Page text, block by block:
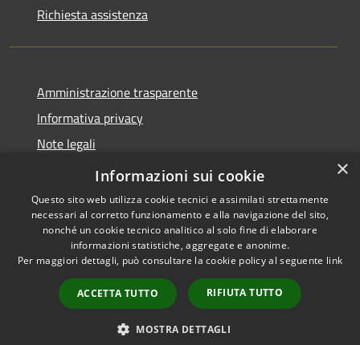
Richiesta assistenza
Amministrazione trasparente
Informativa privacy
Note legali
Dichiarazione di accessibilità
Accessibilità
Copyright © 2026 • Comune di
Taino • Powered by
Municipium•
Accesso
redazione
×
Informazioni sui cookie
Questo sito web utilizza cookie tecnici e assimilati strettamente
necessari al corretto funzionamento e alla navigazione del sito,
nonché un cookie tecnico analitico al solo fine di elaborare
informazioni statistiche, aggregate e anonime.
Per maggiori dettagli, può consultare la cookie policy al seguente link
ACCETTA TUTTO RIFIUTA TUTTO
MOSTRA DETTAGLI